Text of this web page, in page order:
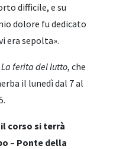
difficile, e su
dolore fu dedicato
era sepolta».
La ferita del lutto, che
il lunedì dal 7 al
corso si terrà
– Ponte della